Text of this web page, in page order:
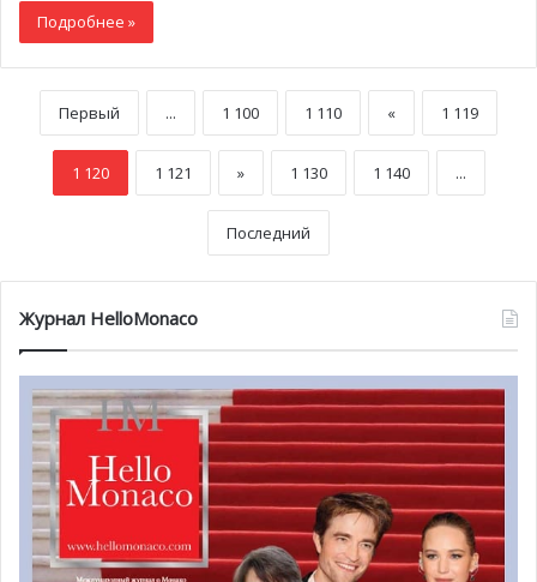
Подробнее »
Первый ... 1 100 1 110 « 1 119
1 120 1 121 » 1 130 1 140 ...
Последний
Журнал HelloMonaco